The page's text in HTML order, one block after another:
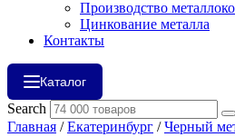
Производство
Цинкование металла
Контакты
Каталог
Search
Главная /Екатеринбург /Черный